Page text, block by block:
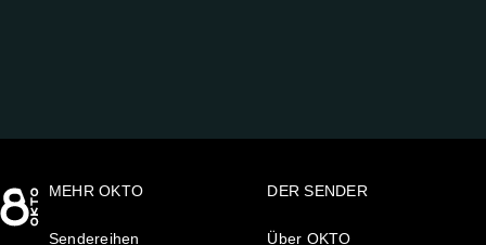
MEHR OKTO
Sendereihen
DER SENDER
Über OKTO